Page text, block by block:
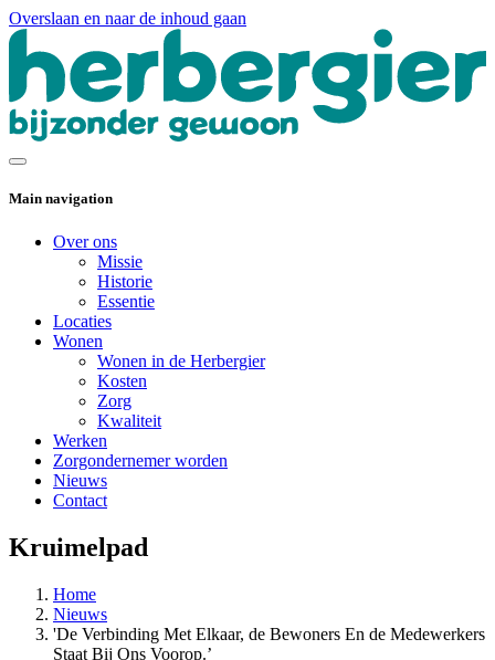
Overslaan en naar de inhoud gaan
Main navigation
Over ons
Missie
Historie
Essentie
Locaties
Wonen
Wonen in de Herbergier
Kosten
Zorg
Kwaliteit
Werken
Zorgondernemer worden
Nieuws
Contact
Kruimelpad
Home
Nieuws
'De Verbinding Met Elkaar, de Bewoners En de Medewerkers
Staat Bij Ons Voorop.’